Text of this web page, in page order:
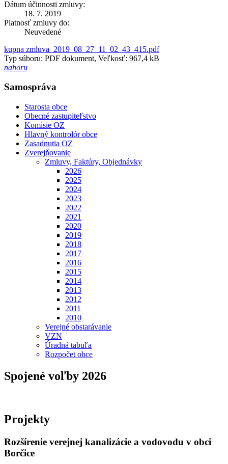
Dátum účinnosti zmluvy:
18. 7. 2019
Platnosť zmluvy do:
Neuvedené
kupna zmluva_2019_08_27_11_02_43_415.pdf
Typ súboru: PDF dokument, Veľkosť: 967,4 kB
nahoru
Samospráva
Starosta obce
Obecné zastupiteľstvo
Komisie OZ
Hlavný kontrolór obce
Zasadnutia OZ
Zverejňovanie
Zmluvy, Faktúry, Objednávky
2026
2025
2024
2023
2022
2021
2020
2019
2018
2017
2016
2015
2014
2013
2012
2011
2010
Verejné obstarávanie
VZN
Úradná tabuľa
Rozpočet obce
Spojené voľby 2026
Projekty
Rozšírenie verejnej kanalizácie a vodovodu v obci
Borčice